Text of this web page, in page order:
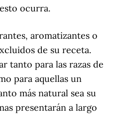
ocurra.
aromatizantes o
de su receta.
tanto para las razas de
para aquellas un
más natural sea su
presentarán a largo